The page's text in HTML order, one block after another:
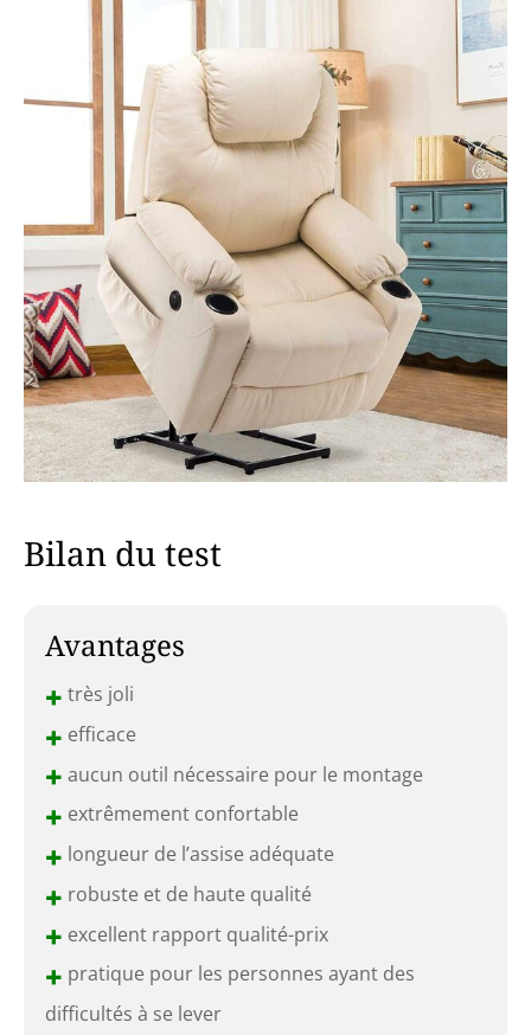
Bilan du test
Avantages
+ très joli
+ efficace
+ aucun outil nécessaire pour le montage
+ extrêmement confortable
+ longueur de l’assise adéquate
+ robuste et de haute qualité
+ excellent rapport qualité-prix
+ pratique pour les personnes ayant des
difficultés à se lever